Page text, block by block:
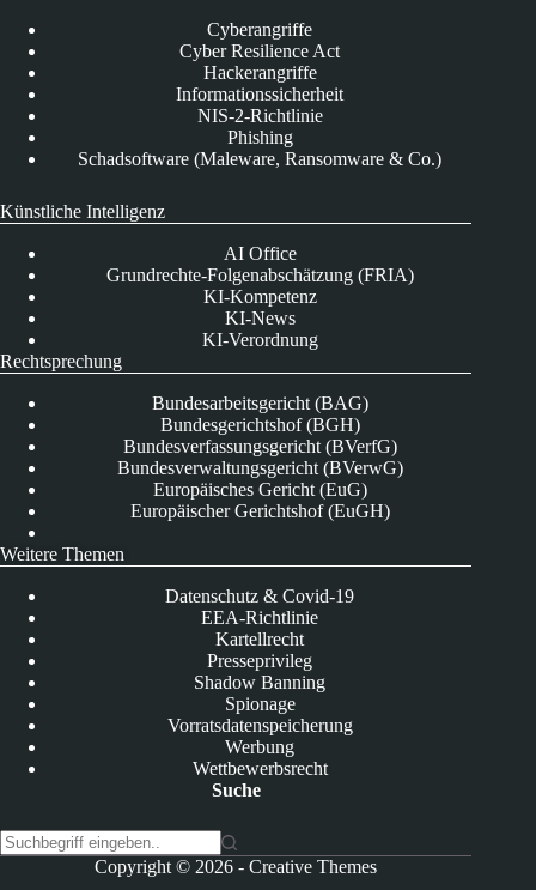
Cyberangriffe
Cyber Resilience Act
Hackerangriffe
Informationssicherheit
NIS-2-Richtlinie
Phishing
Schadsoftware (Maleware, Ransomware & Co.)
Künstliche Intelligenz
AI Office
Grundrechte-Folgenabschätzung (FRIA)
KI-Kompetenz
KI-News
KI-Verordnung
Rechtsprechung
Bundesarbeitsgericht (BAG)
Bundesgerichtshof (BGH)
Bundesverfassungsgericht (BVerfG)
Bundesverwaltungsgericht (BVerwG)
Europäisches Gericht (EuG)
Europäischer Gerichtshof (EuGH)
Weitere Themen
Datenschutz & Covid-19
EEA-Richtlinie
Kartellrecht
Presseprivileg
Shadow Banning
Spionage
Vorratsdatenspeicherung
Werbung
Wettbewerbsrecht
Suche
Copyright © 2026 -Creative Themes